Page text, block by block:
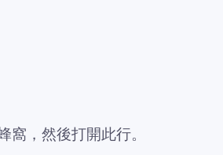
窩，然後打開此行。